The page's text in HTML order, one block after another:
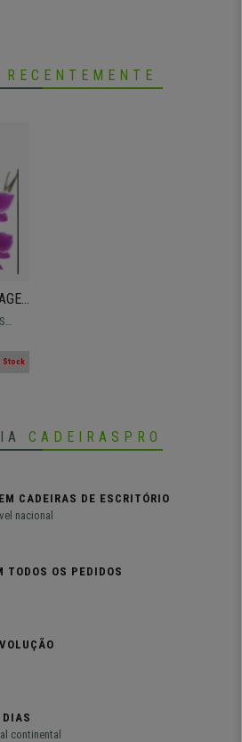
RECENTEMENTE
Stock
CADEIRASPRO
CADEIRAS DE ESCRITÓRIO
nacional
TODOS OS PEDIDOS
continental